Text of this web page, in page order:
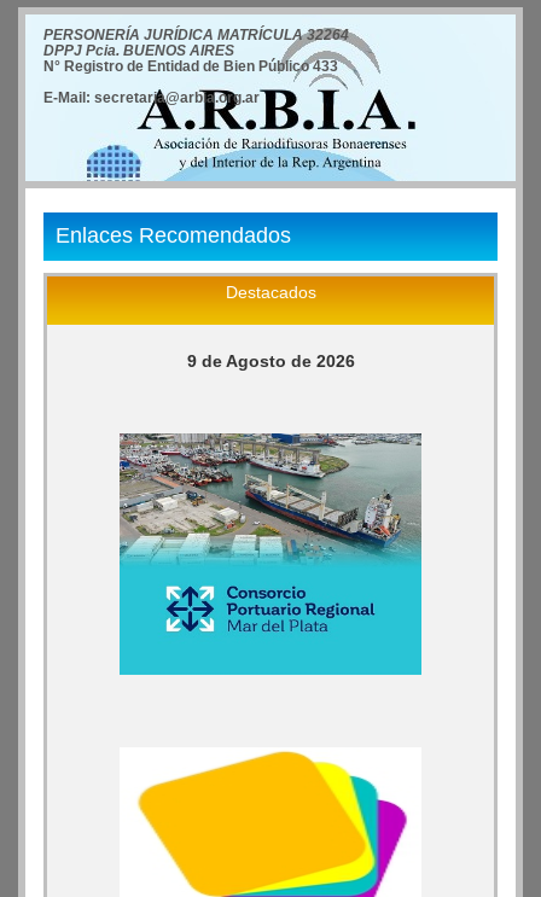
PERSONERÍA JURÍDICA MATRÍCULA 32264
DPPJ Pcia. BUENOS AIRES
N° Registro de Entidad de Bien Público 433
E-Mail: secretaria@arbia.org.ar
Enlaces Recomendados
Destacados
9 de Agosto de 2026